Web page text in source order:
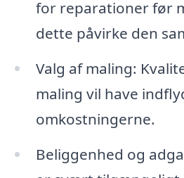
for reparationer før
dette påvirke den
Valg af maling:
maling vil have
omkostningerne.
Beliggenhed og